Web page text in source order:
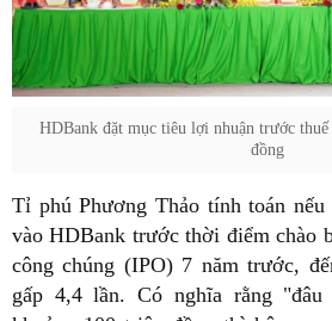
HDBank đặt mục tiêu lợi nhuận trước
đồng
Tỉ phú Phương Thảo tính toán
vào HDBank trước thời điểm chào
công chúng (IPO) 7 năm trước,
gấp 4,4 lần. Có nghĩa rằng